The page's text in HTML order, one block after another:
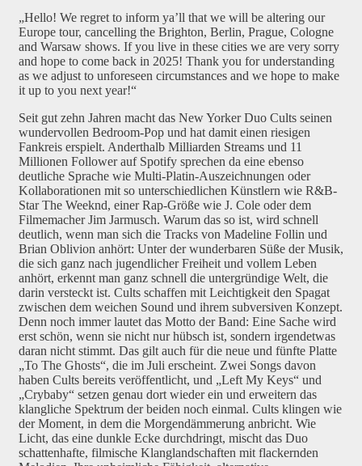
„Hello! We regret to inform ya’ll that we will be altering our
Europe tour, cancelling the Brighton, Berlin, Prague, Cologne
and Warsaw shows. If you live in these cities we are very sorry
and hope to come back in 2025! Thank you for understanding
as we adjust to unforeseen circumstances and we hope to make
it up to you next year!“
Seit gut zehn Jahren macht das New Yorker Duo Cults seinen
wundervollen Bedroom-Pop und hat damit einen riesigen
Fankreis erspielt. Anderthalb Milliarden Streams und 11
Millionen Follower auf Spotify sprechen da eine ebenso
deutliche Sprache wie Multi-Platin-Auszeichnungen oder
Kollaborationen mit so unterschiedlichen Künstlern wie R&B-
Star The Weeknd, einer Rap-Größe wie J. Cole oder dem
Filmemacher Jim Jarmusch. Warum das so ist, wird schnell
deutlich, wenn man sich die Tracks von Madeline Follin und
Brian Oblivion anhört: Unter der wunderbaren Süße der Musik,
die sich ganz nach jugendlicher Freiheit und vollem Leben
anhört, erkennt man ganz schnell die untergründige Welt, die
darin versteckt ist. Cults schaffen mit Leichtigkeit den Spagat
zwischen dem weichen Sound und ihrem subversiven Konzept.
Denn noch immer lautet das Motto der Band: Eine Sache wird
erst schön, wenn sie nicht nur hübsch ist, sondern irgendetwas
daran nicht stimmt. Das gilt auch für die neue und fünfte Platte
„To The Ghosts“, die im Juli erscheint. Zwei Songs davon
haben Cults bereits veröffentlicht, und „Left My Keys“ und
„Crybaby“ setzen genau dort wieder ein und erweitern das
klangliche Spektrum der beiden noch einmal. Cults klingen wie
der Moment, in dem die Morgendämmerung anbricht. Wie
Licht, das eine dunkle Ecke durchdringt, mischt das Duo
schattenhafte, filmische Klanglandschaften mit flackernden